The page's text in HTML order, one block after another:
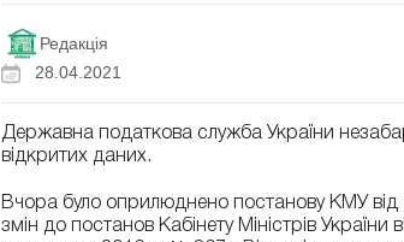
Редакція
28.04.2021
Державна податкова служба України
відкритих даних.
Вчора було оприлюднено постанову КМУ
змін до постанов Кабінету Міністрів